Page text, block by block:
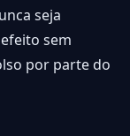
seja
sem
por parte do